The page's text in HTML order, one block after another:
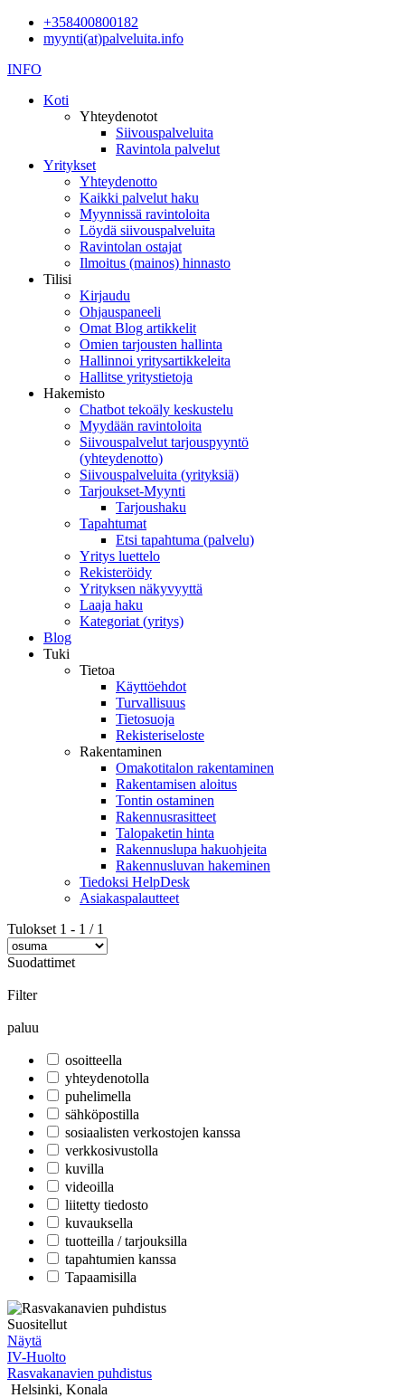
+358400800182
myynti(at)palveluita.info
INFO
Koti
Yhteydenotot
Siivouspalveluita
Ravintola palvelut
Yritykset
Yhteydenotto
Kaikki palvelut haku
Myynnissä ravintoloita
Löydä siivouspalveluita
Ravintolan ostajat
Ilmoitus (mainos) hinnasto
Tilisi
Kirjaudu
Ohjauspaneeli
Omat Blog artikkelit
Omien tarjousten hallinta
Hallinnoi yritysartikkeleita
Hallitse yritystietoja
Hakemisto
Chatbot tekoäly keskustelu
Myydään ravintoloita
Siivouspalvelut tarjouspyyntö
(yhteydenotto)
Siivouspalveluita (yrityksiä)
Tarjoukset-Myynti
Tarjoushaku
Tapahtumat
Etsi tapahtuma (palvelu)
Yritys luettelo
Rekisteröidy
Yrityksen näkyvyyttä
Laaja haku
Kategoriat (yritys)
Blog
Tuki
Tietoa
Käyttöehdot
Turvallisuus
Tietosuoja
Rekisteriseloste
Rakentaminen
Omakotitalon rakentaminen
Rakentamisen aloitus
Tontin ostaminen
Rakennusrasitteet
Talopaketin hinta
Rakennuslupa hakuohjeita
Rakennusluvan hakeminen
Tiedoksi HelpDesk
Asiakaspalautteet
Tulokset 1 - 1 / 1
Suodattimet
Filter
paluu
osoitteella
yhteydenotolla
puhelimella
sähköpostilla
sosiaalisten verkostojen kanssa
verkkosivustolla
kuvilla
videoilla
liitetty tiedosto
kuvauksella
tuotteilla / tarjouksilla
tapahtumien kanssa
Tapaamisilla
Suositellut
Näytä
IV-Huolto
Rasvakanavien puhdistus
Helsinki, Konala